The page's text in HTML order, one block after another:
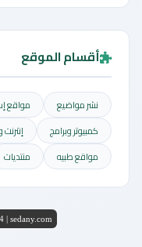
أقسام الموقع
نشر مواضيع مواقع
كمبيوتر وبرامج
مواقع طبيه
منتديات
| sedany.com